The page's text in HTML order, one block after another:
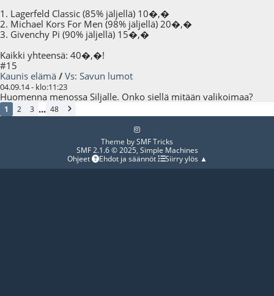
1. Lagerfeld Classic (85% jäljellä) 10�,�
2. Michael Kors For Men (98% jäljellä) 20�,�
3. Givenchy Pi (90% jäljellä) 15�,�
Kaikki yhteensä: 40�,�!
#15
Kaunis elämä / Vs: Savun lumot
04.09.14 - klo:11:23
Huomenna menossa Siljalle. Onko siellä mitään valikoimaa?
1 2 3 ... 48
Theme bySMF Tricks
SMF 2.1.6 © 2025, Simple Machines
Ohjeet
Ehdot ja säännöt Siirry ylös ▲